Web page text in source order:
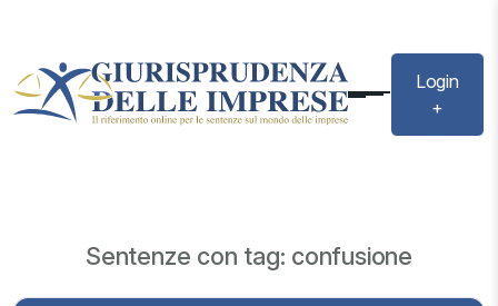
Login
+
Sentenze con tag: confusione